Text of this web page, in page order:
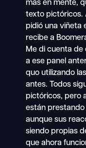
más en mente,
texto pictóricos.
pidió una viñeta
recibe a
Me di cuenta de
a ese panel
quo utilizando
antes. Todos
pictóricos, pero
están prestando
aunque sus
siendo propias
que ahora